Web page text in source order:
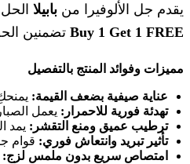
يقدم جل الألوفيرا من بابيلا
Buy 1 Get 1 FREE تضمنين
مميزات وفوائد المنتج بالتفصيل
عناية صيفية بضعف القيمة:
تهدئة فورية للاحمرار: يعمل
ترطيب عميق ومنع التقشر: يمد
تأثير تبريد وانتعاش فوري: قوام
امتصاص سريع بدون ملمس لزج: